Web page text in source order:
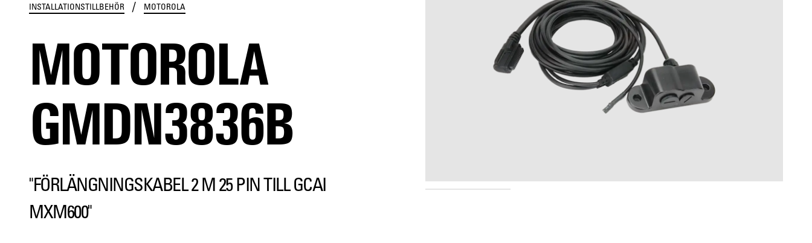
INSTALLATIONSTILLBEHÖR / MOTOROLA
MOTOROLA
GMDN3836B
"FÖRLÄNGNINGSKABEL 2 M 25 PIN TILL GCAI
MXM600"